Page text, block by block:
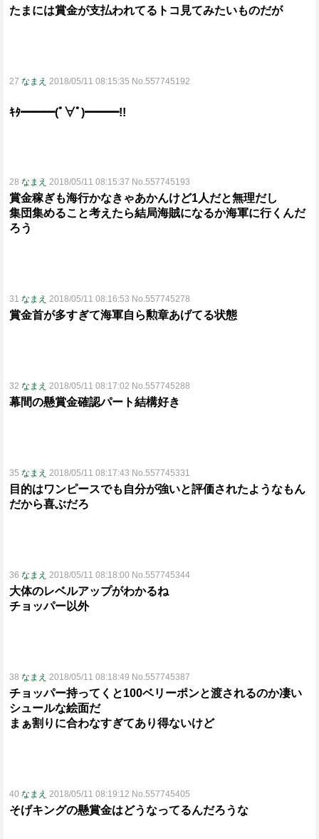
たまには賞金が支払われてるトコ見てみたいものだが
27 なまえ 2018/05/11 08:15:35 No.557745192
ｷﾀ━━━(ﾟ∀ﾟ)━━━!!
28 なまえ 2018/05/11 08:15:37 No.557745193
賞金稼ぎも海行かなきゃあかんけど1人だと無理だし
集団集めること考えたら結局海賊になるか海軍に行くんだ
ろう
31 なまえ 2018/05/11 08:16:53 No.557745278
賞金首が多すぎて海軍自ら勲章あげてる状態
32 なまえ 2018/05/11 08:17:02 No.557745288
幕間の懸賞金確認パート結構好き
35 なまえ 2018/05/11 08:17:43 No.557745331
目的はワンピースでも自分が強いと評価されたようなもん
だから喜ぶだろ
36 なまえ 2018/05/11 08:18:00 No.557745344
大体のレベルアップがわかるね
チョッパー以外
38 なまえ 2018/05/11 08:18:49 No.557745387
チョッパー持ってくと100ベリーポンと渡されるのか凄い
シュールな絵面だ
まぁ割りに合わなすぎてあり得ないけど
40 なまえ 2018/05/11 08:19:12 No.557745405
そげキングの懸賞金はどうなってるんだろうな